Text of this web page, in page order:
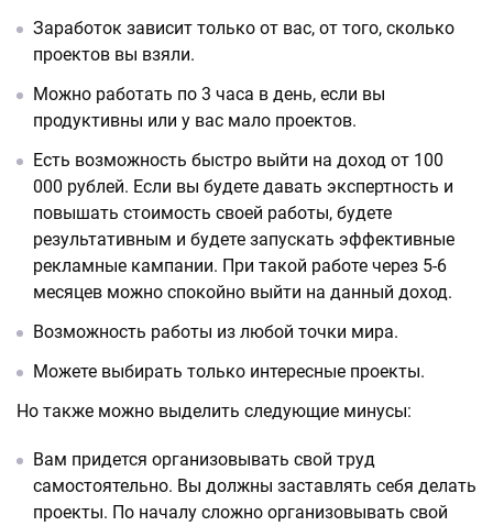
Заработок зависит только от вас, от того, сколько
проектов вы взяли.
Можно работать по 3 часа в день, если вы
продуктивны или у вас мало проектов.
Есть возможность быстро выйти на доход от 100
000 рублей. Если вы будете давать экспертность и
повышать стоимость своей работы, будете
результативным и будете запускать эффективные
рекламные кампании. При такой работе через 5-6
месяцев можно спокойно выйти на данный доход.
Возможность работы из любой точки мира.
Можете выбирать только интересные проекты.
Но также можно выделить следующие минусы:
Вам придется организовывать свой труд
самостоятельно. Вы должны заставлять себя делать
проекты. По началу сложно организовывать свой